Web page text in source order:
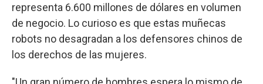
representa 6.600 millones de dólares en volumen
de negocio. Lo curioso es que estas muñecas
robots no desagradan a los defensores chinos de
los derechos de las mujeres.